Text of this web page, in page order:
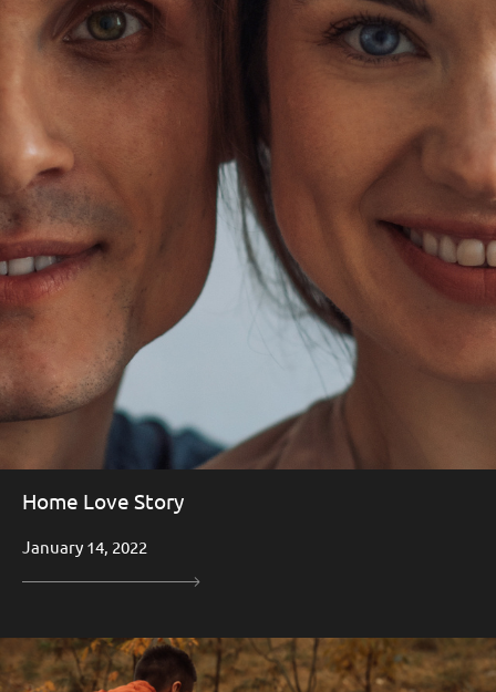
Home Love Story
January 14, 2022